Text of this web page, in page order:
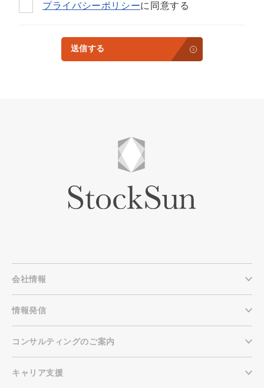
プライバシーポリシーに同意する
送信する
会社情報
情報発信
コンサルティングのご案内
キャリア支援